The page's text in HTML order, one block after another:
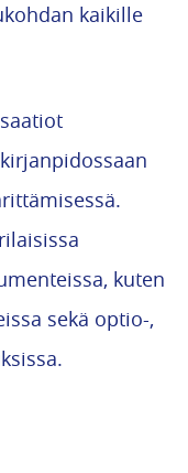
kaikille
kuten
sekä optio-,